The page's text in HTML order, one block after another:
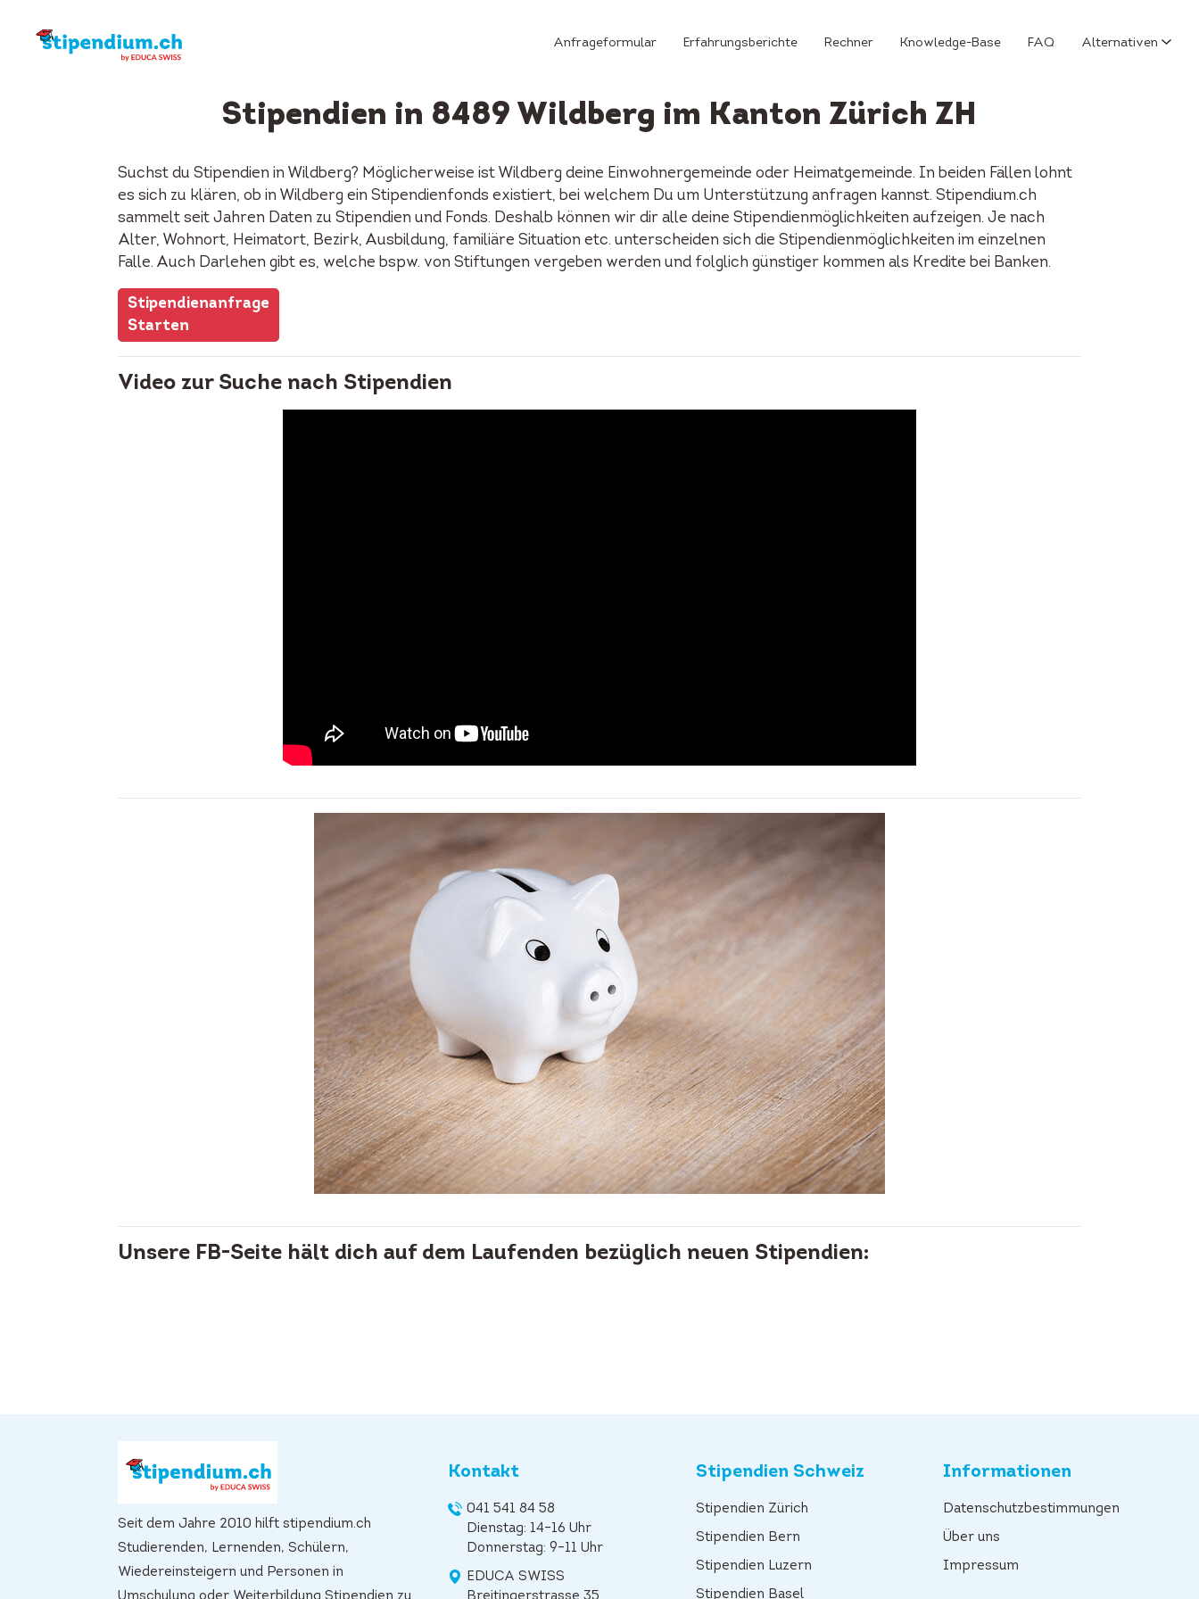
Anfrageformular Erfahrungsberichte Rechner Knowledge-Base FAQ Alternativen
Stipendien in 8489 Wildberg im Kanton Zürich ZH
Suchst du Stipendien in Wildberg? Möglicherweise ist Wildberg deine Einwohnergemeinde oder Heimatgemeinde. In beiden Fällen lohnt
es sich zu klären, ob in Wildberg ein Stipendienfonds existiert, bei welchem Du um Unterstützung anfragen kannst. Stipendium.ch
sammelt seit Jahren Daten zu Stipendien und Fonds. Deshalb können wir dir alle deine Stipendienmöglichkeiten aufzeigen. Je nach
Alter, Wohnort, Heimatort, Bezirk, Ausbildung, familiäre Situation etc. unterscheiden sich die Stipendienmöglichkeiten im einzelnen
Falle. Auch Darlehen gibt es, welche bspw. von Stiftungen vergeben werden und folglich günstiger kommen als Kredite bei Banken.
Stipendienanfrage
Starten
Video zur Suche nach Stipendien
Unsere FB-Seite hält dich auf dem Laufenden bezüglich neuen Stipendien:
Seit dem Jahre 2010 hilft stipendium.ch
Studierenden, Lernenden, Schülern,
Wiedereinsteigern und Personen in
Kontakt
041 541 84 58
Dienstag: 14–16 Uhr
Donnerstag: 9–11 Uhr
EDUCA SWISS
Stipendien Schweiz
Stipendien Zürich
Stipendien Bern
Stipendien Luzern
Stipendien Basel
Informationen
Datenschutzbestimmungen
Über uns
Impressum